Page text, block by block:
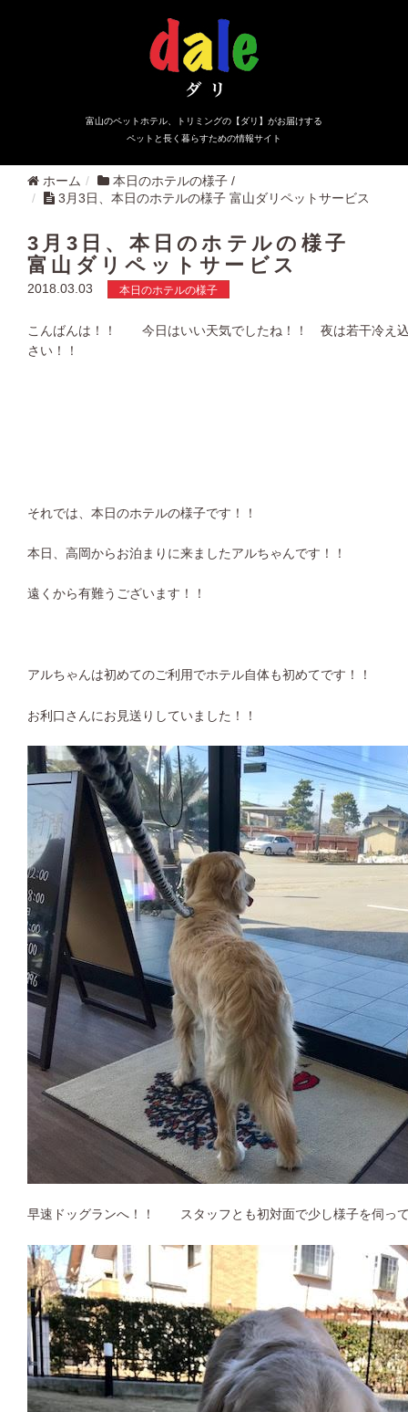
富山のペットホテル、トリミングの【ダリ】がお届けする
ペットと長く暮らすための情報サイト
ホーム 本日のホテルの様子 /
3月3日、本日のホテルの様子 富山ダリペットサービス
3月3日、本日のホテルの様子
富山ダリペットサービス
2018.03.03 本日のホテルの様子
こんばんは！！ 今日はいい天気でしたね！！ 夜は若干冷え込
さい！！
それでは、本日のホテルの様子です！！
本日、高岡からお泊まりに来ましたアルちゃんです！！
遠くから有難うございます！！
アルちゃんは初めてのご利用でホテル自体も初めてです！！
お利口さんにお見送りしていました！！
早速ドッグランへ！！ スタッフとも初対面で少し様子を伺っ